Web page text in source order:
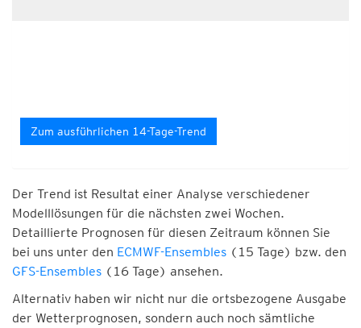
Zum ausführlichen 14-Tage-Trend
Der Trend ist Resultat einer Analyse verschiedener
Modelllösungen für die nächsten zwei Wochen.
Detaillierte Prognosen für diesen Zeitraum können Sie
bei uns unter den ECMWF-Ensembles (15 Tage) bzw. den
GFS-Ensembles (16 Tage) ansehen.
Alternativ haben wir nicht nur die ortsbezogene Ausgabe
der Wetterprognosen, sondern auch noch sämtliche